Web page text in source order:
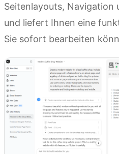
Seitenlayouts, Navigation
und liefert Ihnen eine
Sie sofort bearbeiten